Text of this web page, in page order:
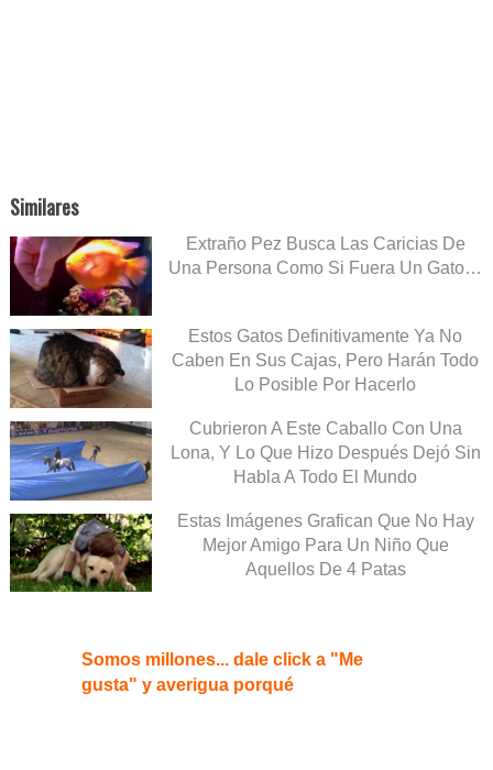
Similares
Extraño Pez Busca Las Caricias De
Una Persona Como Si Fuera Un Gato…
Estos Gatos Definitivamente Ya No
Caben En Sus Cajas, Pero Harán Todo
Lo Posible Por Hacerlo
Cubrieron A Este Caballo Con Una
Lona, Y Lo Que Hizo Después Dejó Sin
Habla A Todo El Mundo
Estas Imágenes Grafican Que No Hay
Mejor Amigo Para Un Niño Que
Aquellos De 4 Patas
Somos millones... dale click a "Me
gusta" y averigua porqué